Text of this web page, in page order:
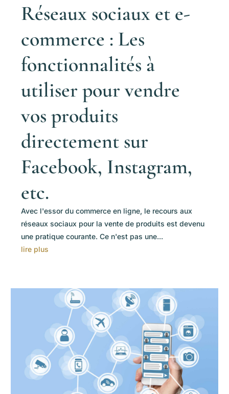
Réseaux sociaux et e-
commerce : Les
fonctionnalités à
utiliser pour vendre
vos produits
directement sur
Facebook, Instagram,
etc.
Avec l'essor du commerce en ligne, le recours aux
réseaux sociaux pour la vente de produits est devenu
une pratique courante. Ce n'est pas une...
lire plus